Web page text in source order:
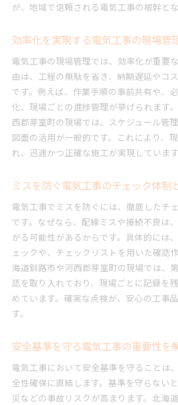
が、地域で信頼される電気工事の根幹とな
効率化を実現する電気工事の現場管
電気工事の現場管理では、効率化が重要
由は、工程の無駄を省き、納期遅延やコ
です。例えば、作業手順の事前共有や、
化、現場ごとの進捗管理が挙げられます
西郡芽室町の現場では、スケジュール管
図面の活用が一般的です。これにより、
れ、迅速かつ正確な施工が実現しています
ミスを防ぐ電気工事のチェック体制
電気工事でミスを防ぐには、徹底したチ
です。なぜなら、配線ミスや接続不良は
がる可能性があるからです。具体的には
ェックや、チェックリストを用いた確認
海道釧路市や河西郡芽室町の現場では、
認を取り入れており、現場ごとに記録を
めています。確実な点検が、安心の工事
す。
安全基準を守る電気工事の重要性を
電気工事において安全基準を守ることは
全性確保に直結します。基準を守らない
災などの事故リスクが高まります。北海